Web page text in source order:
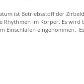
ist Betriebsstoff der
Rhythmen im Körper. Es wird
Einschlafen eingenommen.